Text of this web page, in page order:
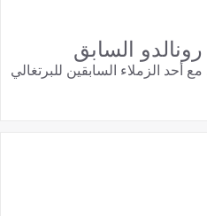
السابق
أحد الزملاء السابقين للبرتغالي